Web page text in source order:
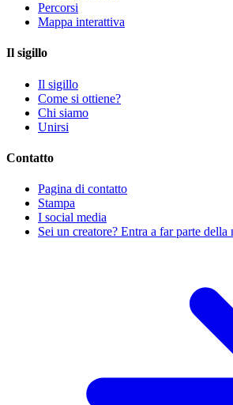
Percorsi
Mappa interattiva
Il sigillo
Il sigillo
Come si ottiene?
Chi siamo
Unirsi
Contatto
Pagina di contatto
Stampa
I social media
Sei un creatore? Entra a far parte della